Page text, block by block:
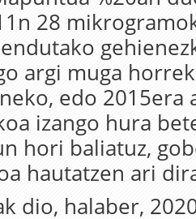
28
argi muga
edo 2015era
izango hura
hori baliatuz,
hautatzen ari
dio, halaber,